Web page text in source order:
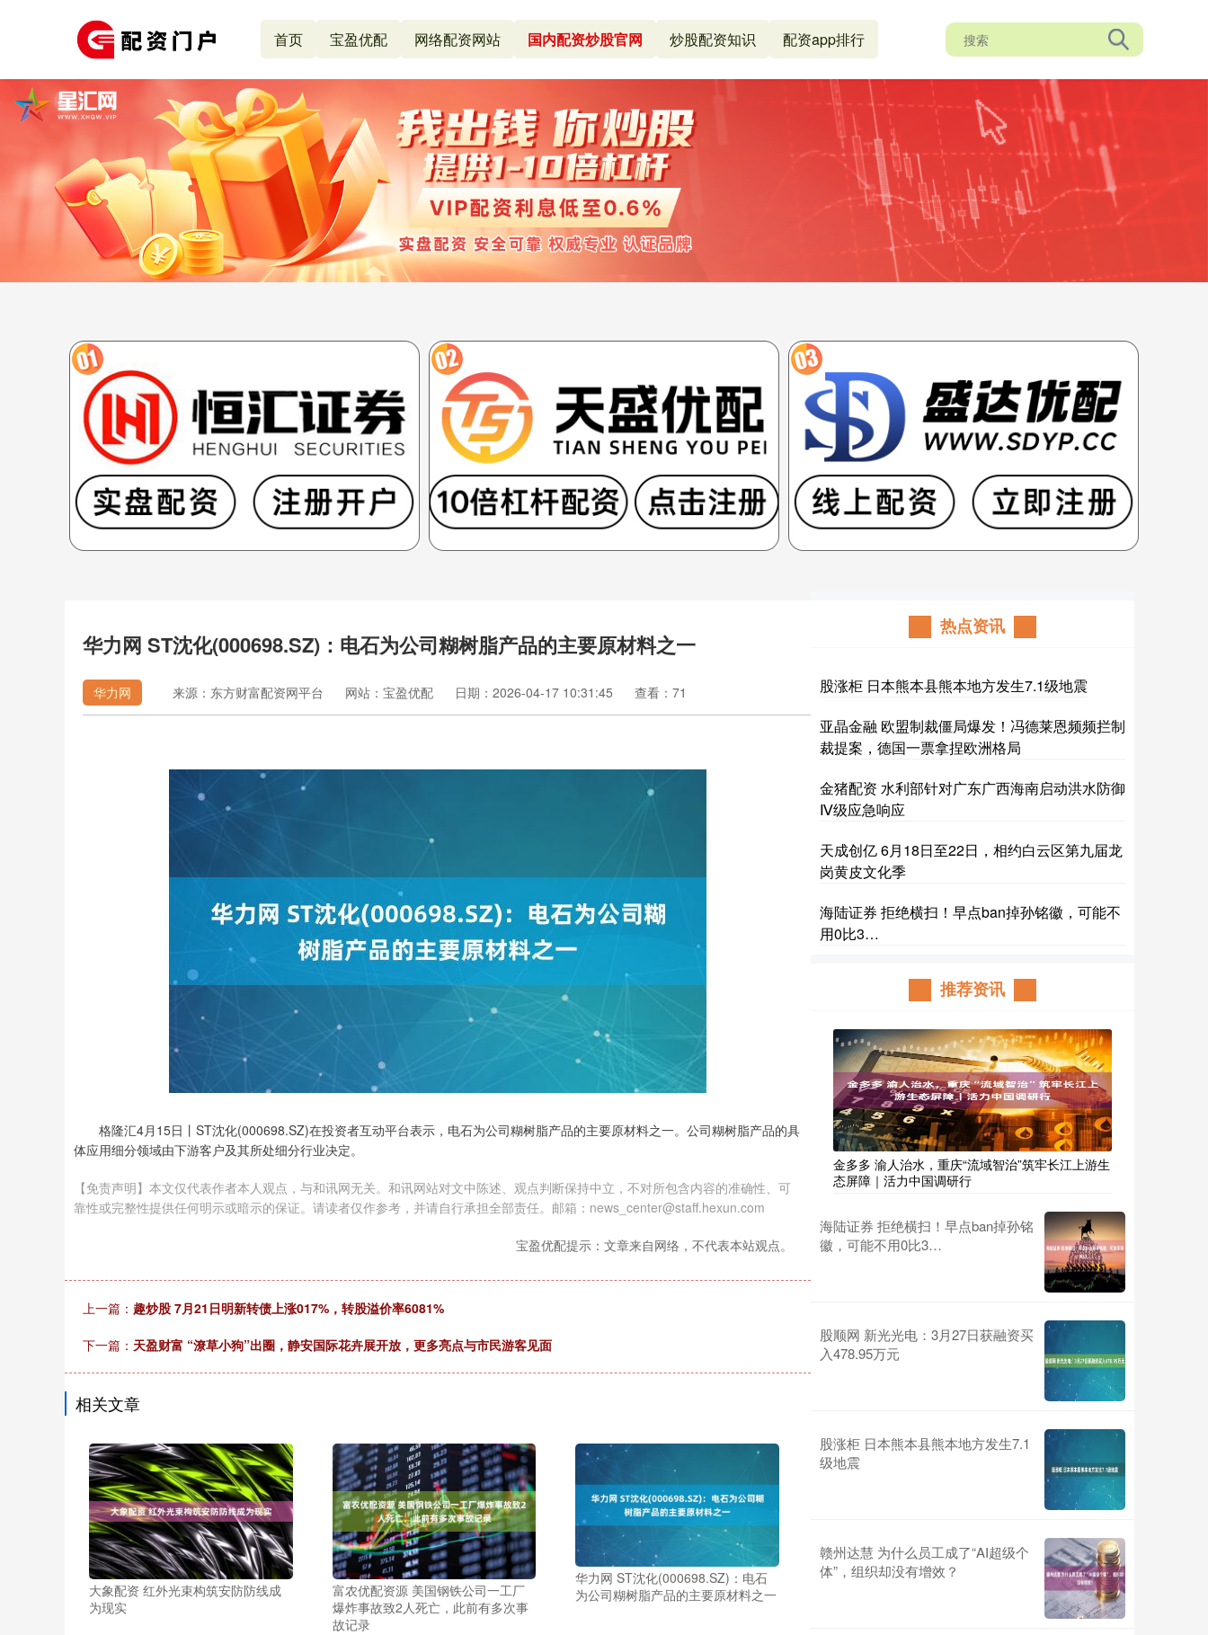
首页 宝盈优配 网络配资网站 国内配资炒股官网 炒股配资知识 配资app排行
华力网 ST沈化(000698.SZ)：电石为公司糊树脂产品的主要原材料之一
华力网 来源：东方财富配资网平台 网站：宝盈优配 日期：2026-04-17 10:31:45 查看：71
格隆汇4月15日丨ST沈化(000698.SZ)在投资者互动平台表示，电石为公司糊树脂产品的主要原材料之一。公司糊树脂产品的具
体应用细分领域由下游客户及其所处细分行业决定。
【免责声明】本文仅代表作者本人观点，与和讯网无关。和讯网站对文中陈述、观点判断保持中立，不对所包含内容的准确性、可
靠性或完整性提供任何明示或暗示的保证。请读者仅作参考，并请自行承担全部责任。邮箱：news_center@staff.hexun.com
宝盈优配提示：文章来自网络，不代表本站观点。
上一篇： 趣炒股 7月21日明新转债上涨017%，转股溢价率6081%
下一篇： 天盈财富 “潦草小狗”出圈，静安国际花卉展开放，更多亮点与市民游客见面
相关文章
大象配资 红外光束构筑安防防线成
为现实
富农优配资源 美国钢铁公司一工厂
爆炸事故致2人死亡，此前有多次事
故记录
华力网 ST沈化(000698.SZ)：电石
为公司糊树脂产品的主要原材料之一
热点资讯
股涨柜 日本熊本县熊本地方发生7.1级地震
亚晶金融 欧盟制裁僵局爆发！冯德莱恩频频拦制
裁提案，德国一票拿捏欧洲格局
金猪配资 水利部针对广东广西海南启动洪水防御
Ⅳ级应急响应
天成创亿 6月18日至22日，相约白云区第九届龙
岗黄皮文化季
海陆证券 拒绝横扫！早点ban掉孙铭徽，可能不
用0比3…
推荐资讯
金多多 渝人治水，重庆“流域智治”筑牢长江上游生
态屏障｜活力中国调研行
海陆证券 拒绝横扫！早点ban掉孙铭
徽，可能不用0比3…
股顺网 新光光电：3月27日获融资买
入478.95万元
股涨柜 日本熊本县熊本地方发生7.1
级地震
赣州达慧 为什么员工成了“AI超级个
体”，组织却没有增效？